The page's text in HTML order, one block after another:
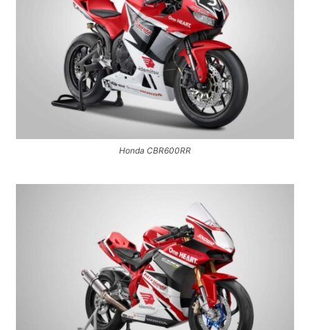
Honda CBR600RR